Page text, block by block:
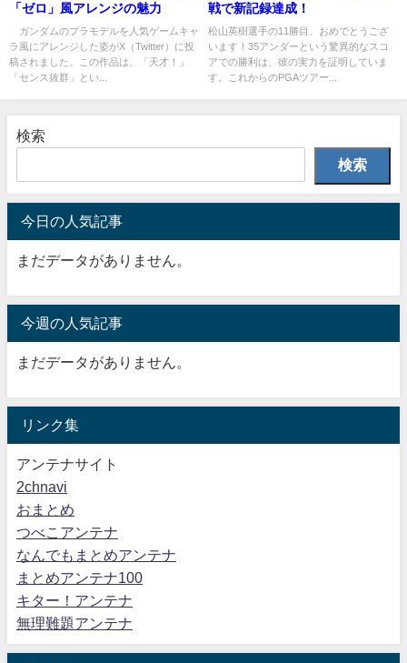
「ゼロ」風アレンジの魅力
ガンダムのプラモデルを人気ゲームキャ
ラ風にアレンジした姿がX（Twitter）に投
稿されました。この作品は、「天才！」
「センス抜群」とい...
戦で新記録達成！
松山英樹選手の11勝目、おめでとうござ
います！35アンダーという驚異的なスコ
アでの勝利は、彼の実力を証明していま
す。これからのPGAツアー...
検索
検索
今日の人気記事
まだデータがありません。
今週の人気記事
まだデータがありません。
リンク集
アンテナサイト
2chnavi
おまとめ
つべこアンテナ
なんでもまとめアンテナ
まとめアンテナ100
キター！アンテナ
無理難題アンテナ